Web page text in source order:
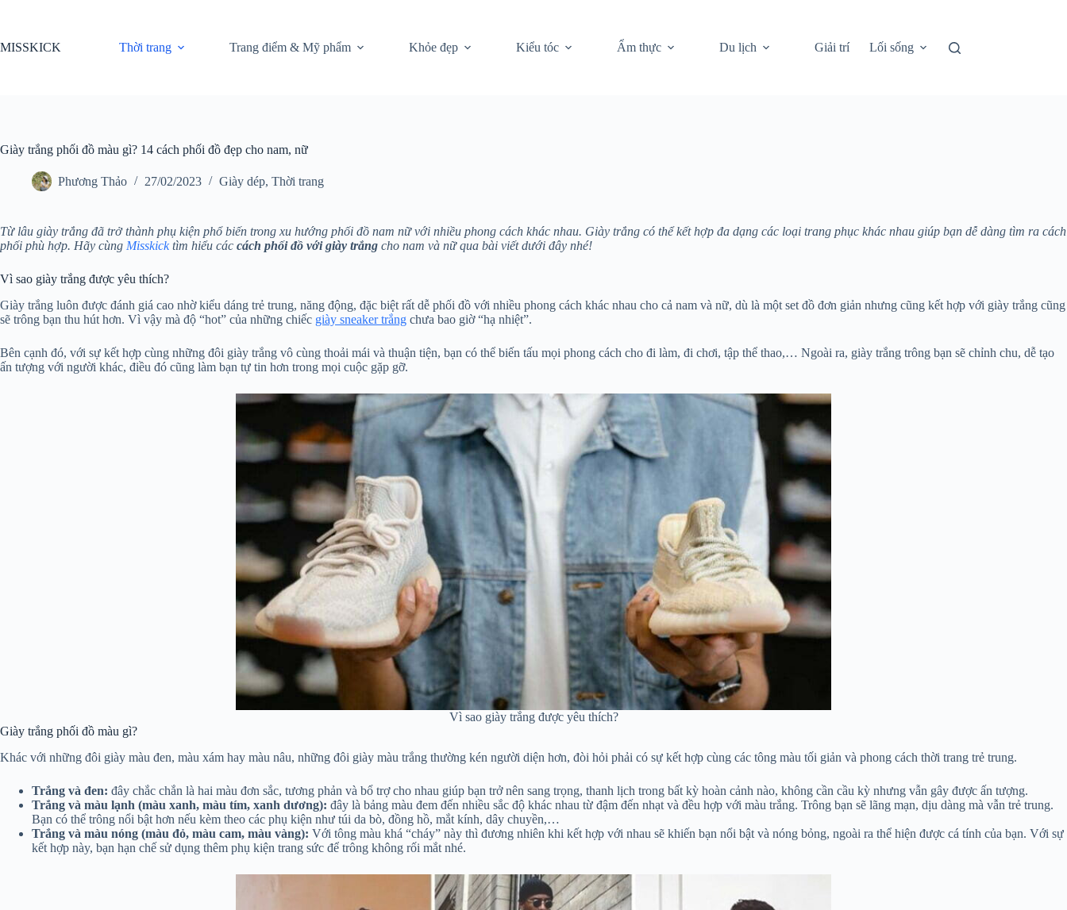
nội
MISSKICK Thời trang Trang điểm & Mỹ phẩm Khỏe đẹp Kiểu tóc Ẩm thực Du lịch Giải trí Lối sống
Giày trắng phối đồ màu gì? 14 cách phối đồ đẹp cho nam, nữ
Phương Thảo 27/02/2023 Giày dép, Thời trang
Từ lâu giày trắng đã trở thành phụ kiện phổ biến trong xu hướng phối đồ nam nữ với nhiều phong cách khác nhau. Giày trắng có thể kết hợp đa dạng các loại trang phục khác nhau giúp bạn dễ dàng tìm ra cách
phối phù hợp. Hãy cùng Misskicktìm hiểu các cách phối đồ với giày trắng cho nam và nữ qua bài viết dưới đây nhé!
Vì sao giày trắng được yêu thích?
Giày trắng luôn được đánh giá cao nhờ kiểu dáng trẻ trung, năng động, đặc biệt rất dễ phối đồ với nhiều phong cách khác nhau cho cả nam và nữ, dù là một set đồ đơn giản nhưng cũng kết hợp với giày trắng cũng
sẽ trông bạn thu hút hơn. Vì vậy mà độ “hot” của những chiếc giày sneaker trắng chưa bao giờ “hạ nhiệt”.
Bên cạnh đó, với sự kết hợp cùng những đôi giày trắng vô cùng thoải mái và thuận tiện, bạn có thể biến tấu mọi phong cách cho đi làm, đi chơi, tập thể thao,… Ngoài ra, giày trắng trông bạn sẽ chỉnh chu, dễ tạo
ấn tượng với người khác, điều đó cũng làm bạn tự tin hơn trong mọi cuộc gặp gỡ.
Vì sao giày trắng được yêu thích?
Giày trắng phối đồ màu gì?
Khác với những đôi giày màu đen, màu xám hay màu nâu, những đôi giày màu trắng thường kén người diện hơn, đòi hỏi phải có sự kết hợp cùng các tông màu tối giản và phong cách thời trang trẻ trung.
Trắng và đen: đây chắc chắn là hai màu đơn sắc, tương phản và bổ trợ cho nhau giúp bạn trở nên sang trọng, thanh lịch trong bất kỳ hoàn cảnh nào, không cần cầu kỳ nhưng vẫn gây được ấn tượng.
Trắng và màu lạnh (màu xanh, màu tím, xanh dương): đây là bảng màu đem đến nhiều sắc độ khác nhau từ đậm đến nhạt và đều hợp với màu trắng. Trông bạn sẽ lãng mạn, dịu dàng mà vẫn trẻ trung.
Bạn có thể trông nổi bật hơn nếu kèm theo các phụ kiện như túi da bò, đồng hồ, mắt kính, dây chuyền,…
Trắng và màu nóng (màu đỏ, màu cam, màu vàng): Với tông màu khá “cháy” này thì đương nhiên khi kết hợp với nhau sẽ khiến bạn nổi bật và nóng bỏng, ngoài ra thể hiện được cá tính của bạn. Với sự
kết hợp này, bạn hạn chế sử dụng thêm phụ kiện trang sức để trông không rối mắt nhé.